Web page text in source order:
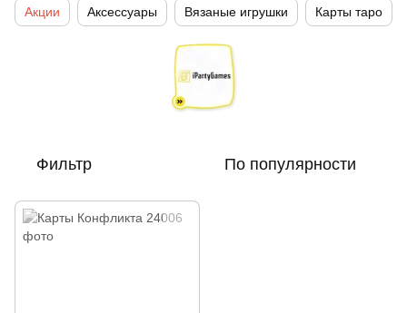
Акции Аксессуары Вязаные игрушки Карты таро
Фильтр По популярности